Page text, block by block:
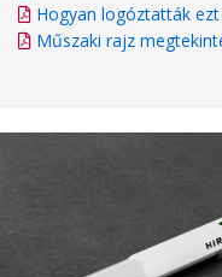
Hogyan logóztatták
Műszaki rajz